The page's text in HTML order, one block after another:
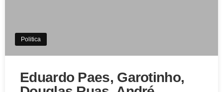
Politica
Eduardo Paes, Garotinho,